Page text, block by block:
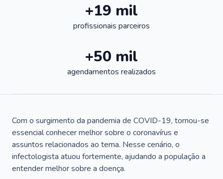
+19 mil
profissionais parceiros
+50 mil
agendamentos realizados
Com o surgimento da pandemia de COVID-19, tornou-se
essencial conhecer melhor sobre o coronavírus e
assuntos relacionados ao tema. Nesse cenário, o
infectologista atuou fortemente, ajudando a população a
entender melhor sobre a doença.